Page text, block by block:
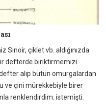
Sinoir, çiklet vb. aldığınızda
defterde biriktirmemizi
alıp bütün omurgalardan
ve çini mürekkebiyle birer
renklendirdim. istemişti.